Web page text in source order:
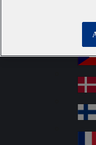
Ca
na
da
Ch
Cz
ec
h
De